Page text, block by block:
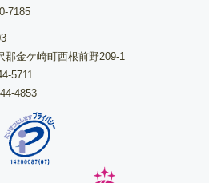
7185
郡金ケ崎町西根前野209-1
5711
4853